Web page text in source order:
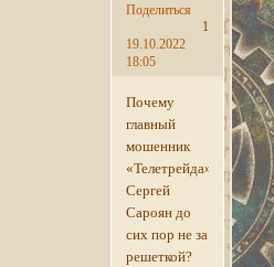
Поделиться
1
19.10.2022
18:05
Почему
главный
мошенник
«Телетрейда»
Сергей
Сароян до
сих пор не за
решеткой?